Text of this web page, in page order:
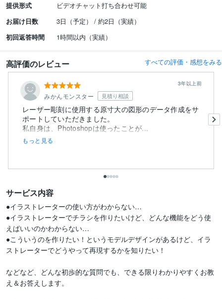
提供形式
ビデオチャット打ち合わせ可能
お届け日数
3日（予定） / 約2日（実績）
初回返答時間
1時間以内（実績）
高評価のレビュー すべての評価・感想をみる
みかんモンスター 見積り相談
3年以上前
レーザー彫刻に使用する原寸大の図形のデータ作成をサ
ポートしていただきました。
私自身は、Photoshopは使ったことが...
もっと見る
サービス内容
●イラストレーターの使い方がわからない…
●イラストレーターでチラシを作りたいけど、どんな機能をどう使
えばいいのかわからない…
●こういうのを作りたい！というモデルデザインがあるけど、イラ
ストレーターでどうやって再現するかを知りたい！
などなど、どんな初歩的な質問でも、できる限りわかりやすくお教
え＆お答えします。